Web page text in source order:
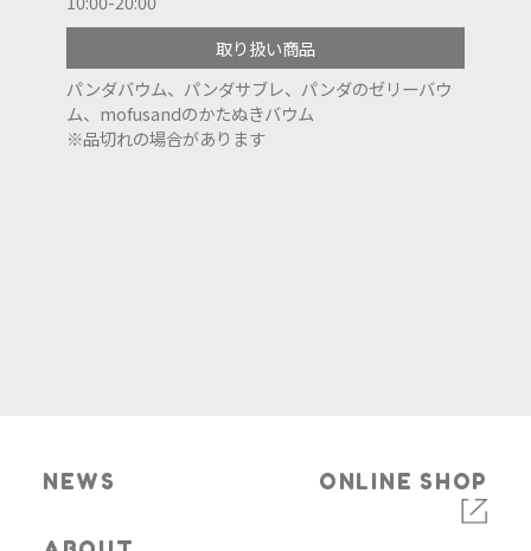
取り扱い商品
パンダバウム、パンダサブレ、パンダのゼリーバウ
ム、mofusandのかたぬきバウム
※品切れの場合があります
NEWS ONLINE SHOP